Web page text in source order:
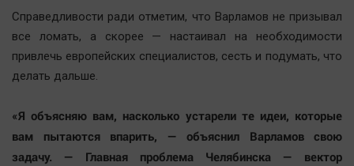
Справедливости ради отметим, что Варламов не призывал
все ломать, а скорее — настаивал на необходимости
привлечь европейских специалистов, сесть и подумать, что
делать дальше.
«Я объясняю вам, насколько устарели те идеи, которые
вам пытаются впарить, — объяснил Варламов свою
задачу. — Главная проблема Челябинска — вектор